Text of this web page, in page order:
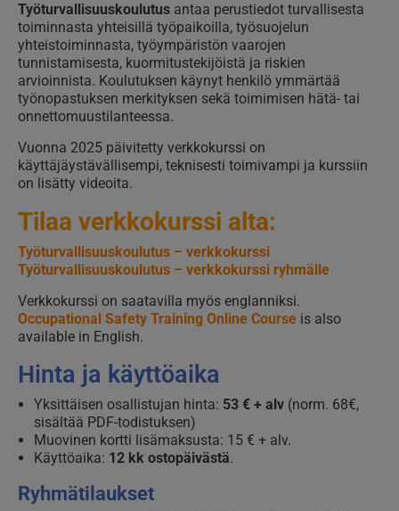
Työturvallisuuskoulutus antaa perustiedot turvallisesta
toiminnasta yhteisillä työpaikoilla, työsuojelun
yhteistoiminnasta, työympäristön vaarojen
tunnistamisesta, kuormitustekijöistä ja riskien
arvioinnista. Koulutuksen käynyt henkilö ymmärtää
työnopastuksen merkityksen sekä toimimisen hätä- tai
onnettomuustilanteessa.
Vuonna 2025 päivitetty verkkokurssi on
käyttäjäystävällisempi, teknisesti toimivampi ja kurssiin
on lisätty videoita.
Tilaa verkkokurssi alta:
Työturvallisuuskoulutus – verkkokurssi
Työturvallisuuskoulutus – verkkokurssi ryhmälle
Verkkokurssi on saatavilla myös englanniksi.
Occupational Safety Training Online Course is also
available in English.
Hinta ja käyttöaika
Yksittäisen osallistujan hinta: 53 € + alv(norm. 68€,
sisältää PDF-todistuksen)
Muovinen kortti lisämaksusta: 15 € + alv.
Käyttöaika: 12 kk ostopäivästä.
Ryhmätilaukset